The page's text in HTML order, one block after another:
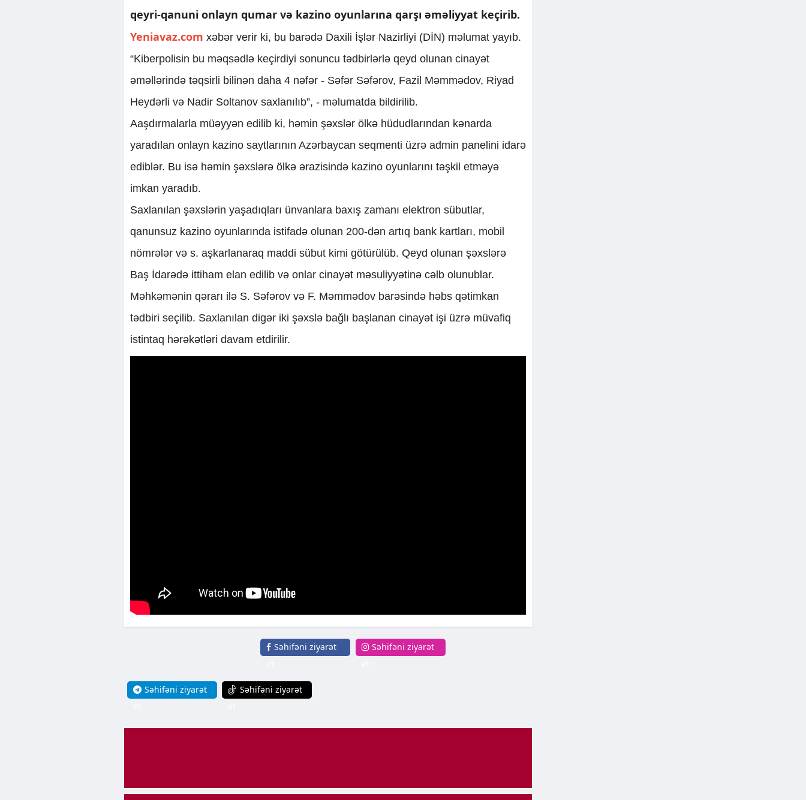
qeyri-qanuni onlayn qumar və kazino oyunlarına qarşı əməliyyat keçirib.
Yeniavaz.com xəbər verir ki, bu barədə Daxili İşlər Nazirliyi (DİN) məlumat yayıb.
“Kiberpolisin bu məqsədlə keçirdiyi sonuncu tədbirlərlə qeyd olunan cinayət
əməllərində təqsirli bilinən daha 4 nəfər - Səfər Səfərov, Fazil Məmmədov, Riyad
Heydərli və Nadir Soltanov saxlanılıb”, - məlumatda bildirilib.
Aaşdırmalarla müəyyən edilib ki, həmin şəxslər ölkə hüdudlarından kənarda
yaradılan onlayn kazino saytlarının Azərbaycan seqmenti üzrə admin panelini idarə
ediblər. Bu isə həmin şəxslərə ölkə ərazisində kazino oyunlarını təşkil etməyə
imkan yaradıb.
Saxlanılan şəxslərin yaşadıqları ünvanlara baxış zamanı elektron sübutlar,
qanunsuz kazino oyunlarında istifadə olunan 200-dən artıq bank kartları, mobil
nömrələr və s. aşkarlanaraq maddi sübut kimi götürülüb. Qeyd olunan şəxslərə
Baş İdarədə ittiham elan edilib və onlar cinayət məsuliyyətinə cəlb olunublar.
Məhkəmənin qərarı ilə S. Səfərov və F. Məmmədov barəsində həbs qətimkan
tədbiri seçilib. Saxlanılan digər iki şəxslə bağlı başlanan cinayət işi üzrə müvafiq
istintaq hərəkətləri davam etdirilir.
Səhifəni ziyarət
Səhifəni ziyarət
Səhifəni ziyarət
Səhifəni ziyarət